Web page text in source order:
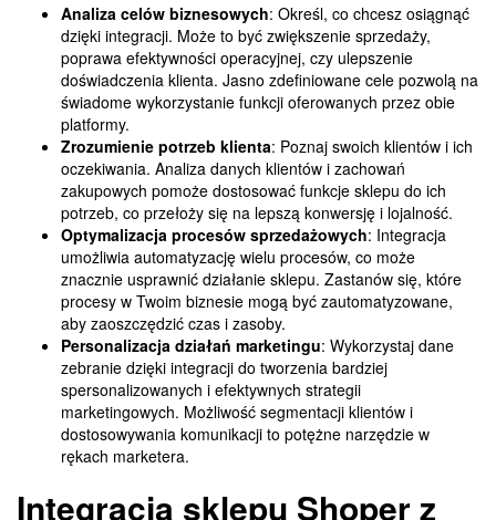
Analiza celów biznesowych: Określ, co chcesz osiągnąć
dzięki integracji. Może to być zwiększenie sprzedaży,
poprawa efektywności operacyjnej, czy ulepszenie
doświadczenia klienta. Jasno zdefiniowane cele pozwolą na
świadome wykorzystanie funkcji oferowanych przez obie
platformy.
Zrozumienie potrzeb klienta: Poznaj swoich klientów i ich
oczekiwania. Analiza danych klientów i zachowań
zakupowych pomoże dostosować funkcje sklepu do ich
potrzeb, co przełoży się na lepszą konwersję i lojalność.
Optymalizacja procesów sprzedażowych: Integracja
umożliwia automatyzację wielu procesów, co może
znacznie usprawnić działanie sklepu. Zastanów się, które
procesy w Twoim biznesie mogą być zautomatyzowane,
aby zaoszczędzić czas i zasoby.
Personalizacja działań marketingu: Wykorzystaj dane
zebranie dzięki integracji do tworzenia bardziej
spersonalizowanych i efektywnych strategii
marketingowych. Możliwość segmentacji klientów i
dostosowywania komunikacji to potężne narzędzie w
rękach marketera.
Integracja sklepu Shoper z